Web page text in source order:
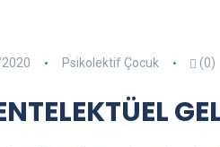
Psikolektif Çocuk (0)